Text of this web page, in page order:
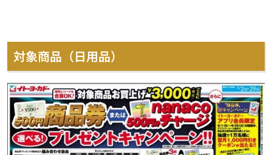
対象商品（日用品）